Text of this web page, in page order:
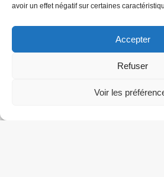
avoir un effet négatif sur certaines
Accepter
Refuser
Voir les